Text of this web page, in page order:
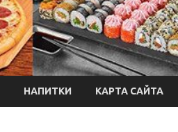
НАПИТКИ КАРТА САЙТА